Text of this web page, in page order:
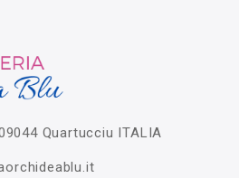
Quartucciu ITALIA